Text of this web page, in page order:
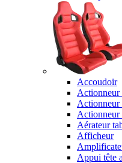
Accoudoir
Actionneur
Actionneur
Actionneur
Aérateur
Afficheur
Appui tête